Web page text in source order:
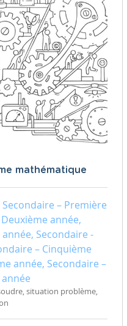
mathématique
Secondaire – Première
année,
Secondaire -
– Cinquième
année, Secondaire –
situation problème,